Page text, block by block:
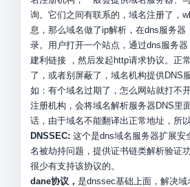
询。它们之间有联系的，域名注册了，
息，那么域名做了ip解析，在dns服务器
录。用户打开一个站点，通过dns服务
建利链接 ，然后发起http请求协议。正
了，或者别屏蔽了，域名机构提供DNS
如：有个域名过期了，怎么网站就打不
注册机构，会将域名解析服务器DNS里
话，由于域名不能翻译出正常地址，所
DNSSEC: 这个是dns域名服务器扩展安
名被劫持问题，提供证书链类解析验证
很少有支持该协议的。
dane协议， 是dnssec基础上面，解决